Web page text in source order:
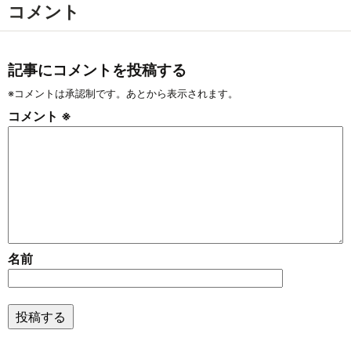
コメント
記事にコメントを投稿する
※コメントは承認制です。あとから表示されます。
コメント ※
名前